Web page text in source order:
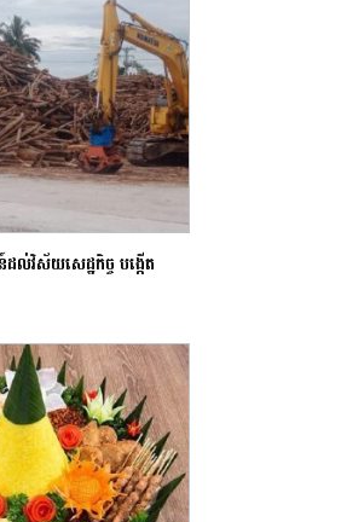
ល់វិស័យសេដ្ឋកិច្ច បង្កើត